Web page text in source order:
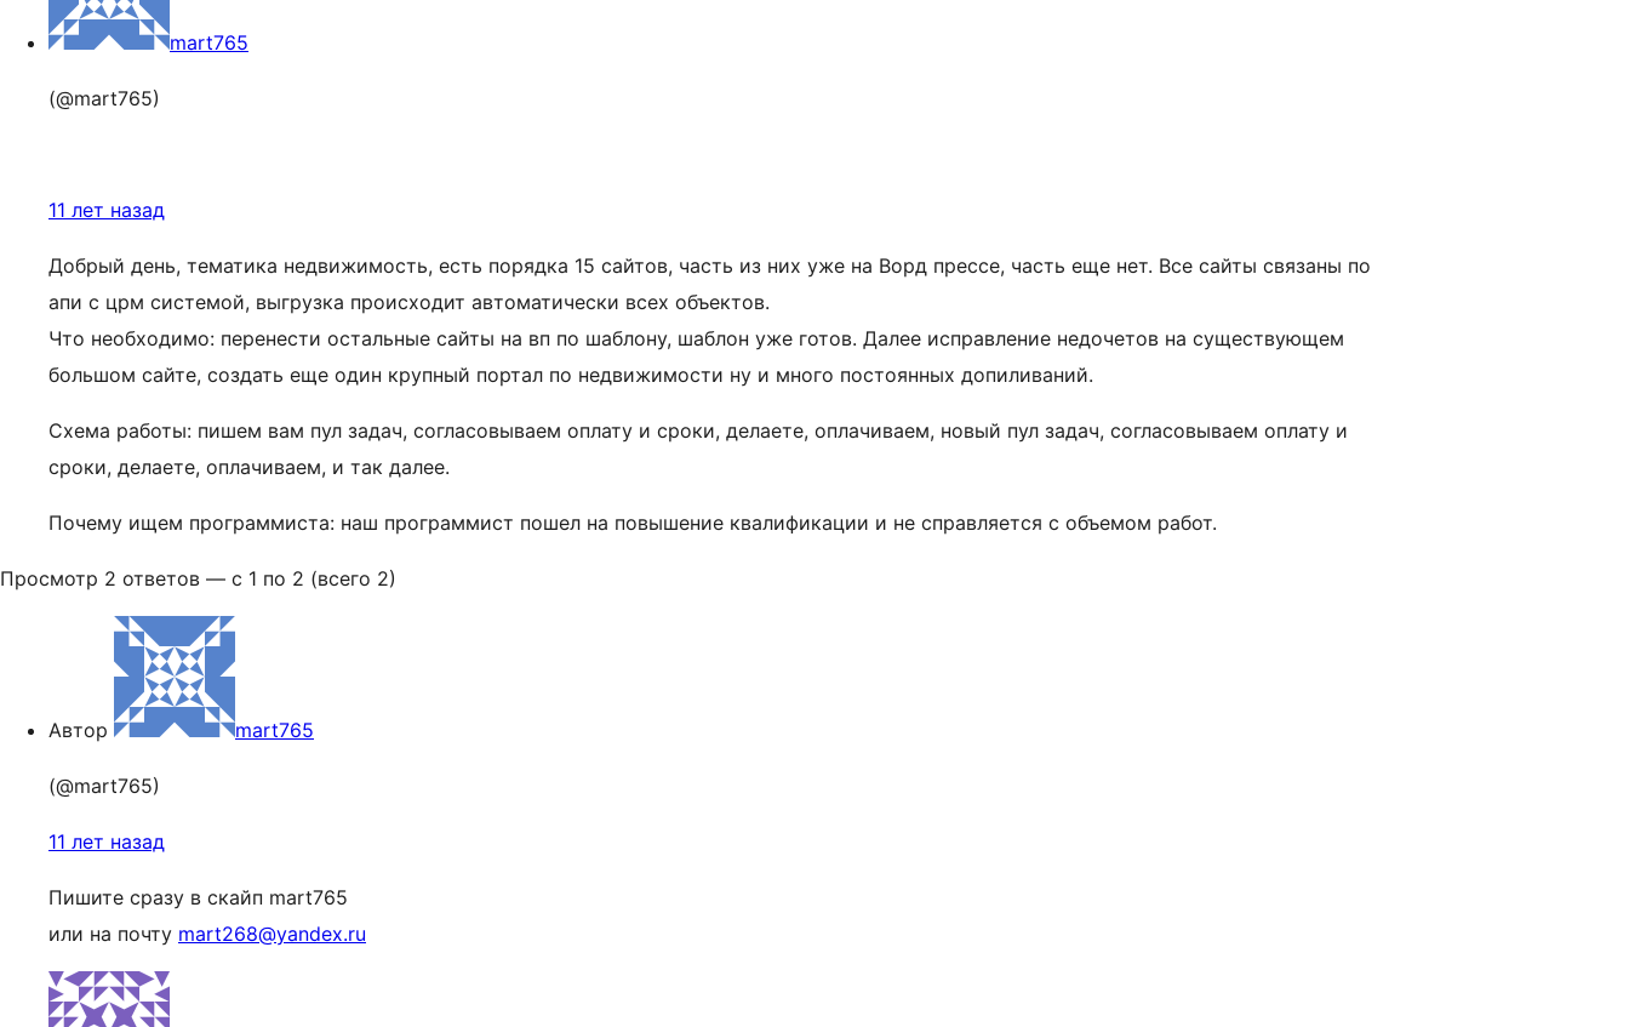
mart765
(@mart765)
11 лет назад
Добрый день, тематика недвижимость, есть порядка 15 сайтов, часть из них уже на Ворд прессе, часть еще нет. Все сайты связаны по
апи с црм системой, выгрузка происходит автоматически всех объектов.
Что необходимо: перенести остальные сайты на вп по шаблону, шаблон уже готов. Далее исправление недочетов на существующем
большом сайте, создать еще один крупный портал по недвижимости ну и много постоянных допиливаний.
Схема работы: пишем вам пул задач, согласовываем оплату и сроки, делаете, оплачиваем, новый пул задач, согласовываем оплату и
сроки, делаете, оплачиваем, и так далее.
Почему ищем программиста: наш программист пошел на повышение квалификации и не справляется с объемом работ.
Просмотр 2 ответов — с 1 по 2 (всего 2)
Автор mart765
(@mart765)
11 лет назад
Пишите сразу в скайп mart765
или на почту mart268@yandex.ru